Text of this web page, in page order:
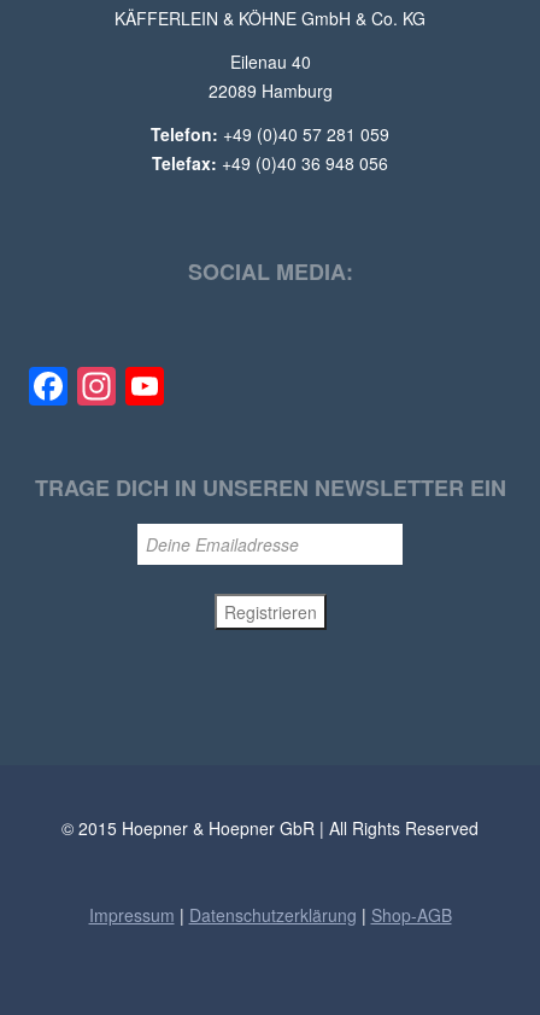
KÄFFERLEIN & KÖHNE GmbH & Co. KG
Eilenau 40
22089 Hamburg
Telefon: +49 (0)40 57 281 059
Telefax: +49 (0)40 36 948 056
SOCIAL MEDIA:
Facebook
Instagram
TRAGE DICH IN UNSEREN NEWSLETTER EIN
© 2015 Hoepner & Hoepner GbR | All Rights Reserved
Impressum | Datenschutzerklärung | Shop-AGB